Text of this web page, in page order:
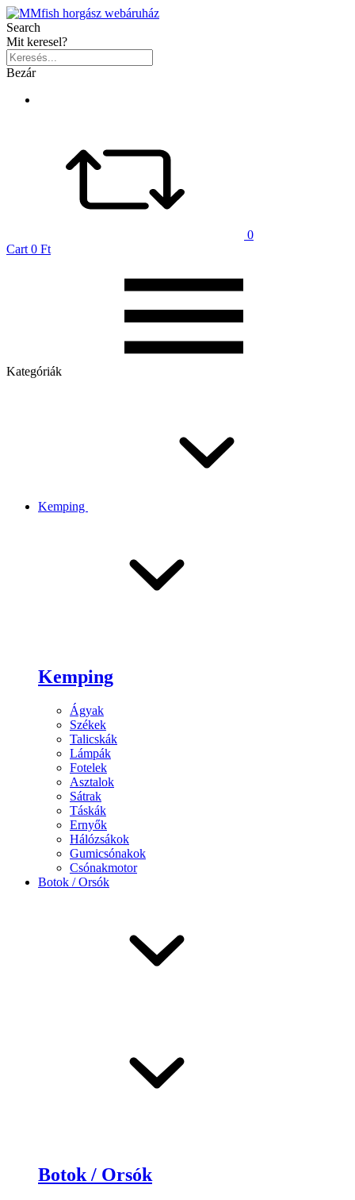
Search
Mit keresel?
Bezár
0
Cart 0 Ft
Kategóriák
Kemping
Kemping
Ágyak
Székek
Talicskák
Lámpák
Fotelek
Asztalok
Sátrak
Táskák
Ernyők
Hálózsákok
Gumicsónakok
Csónakmotor
Botok / Orsók
Botok / Orsók